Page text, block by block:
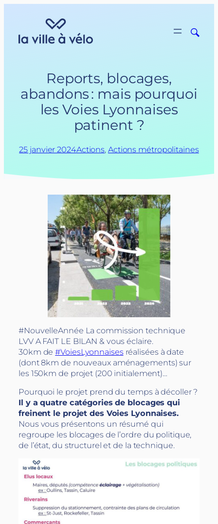
Reports, blocages,
abandons : mais pourquoi
les Voies Lyonnaises
patinent ?
25 janvier 2024Actions, Actions métropolitaines
#NouvelleAnnée La commission technique
LVV A FAIT LE BILAN & vous éclaire.
30km de#VoiesLyonnaisesréalisées à date
(dont 8km de nouveaux aménagements) sur
les 150km de projet (200 initialement)…
Pourquoi le projet prend du temps à décoller ?
Il y a quatre catégories de blocages qui
freinent le projet des Voies Lyonnaises.
Nous vous présentons un résumé qui
regroupe les blocages de l’ordre du politique,
de l’état, du structurel et de la technique.